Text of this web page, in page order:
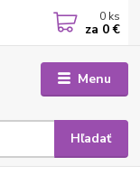
Menu
Hľadať
0 ks
za 0 €